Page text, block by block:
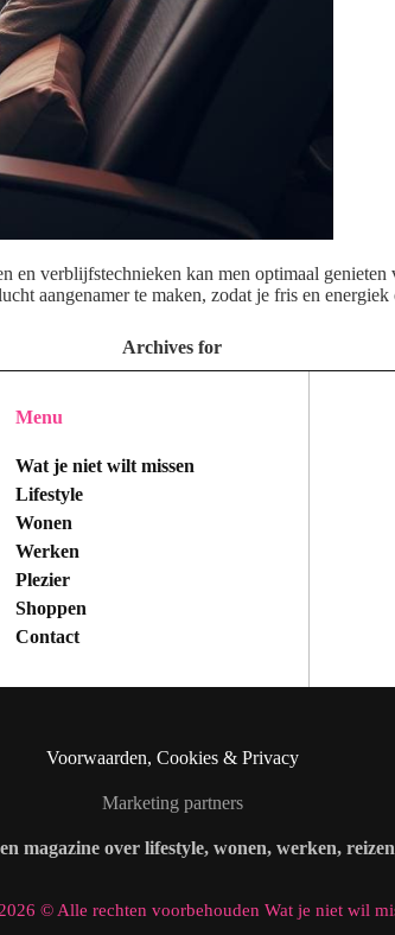
verblijfstechnieken kan men optimaal
aangenamer te maken, zodat je fris en
Archives for
Menu
Wat je niet wilt missen
Lifestyle
Wonen
Werken
Plezier
Shoppen
Contact
Voorwaarden, Cookies & Privacy
Marketing partners
magazine over lifestyle, wonen, werken,
© Alle rechten voorbehouden Wat je niet wil